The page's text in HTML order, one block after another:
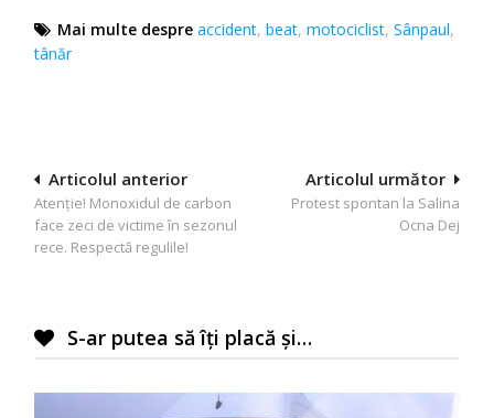
Mai multe despre accident,beat,motociclist,Sânpaul,
tânăr
Navigare
în
articole
Articolul următor
Protest spontan la Salina
Ocna Dej
Articolul anterior
Atenţie! Monoxidul de carbon
face zeci de victime în sezonul
rece. Respectă regulile!
S-ar putea să îți placă și…